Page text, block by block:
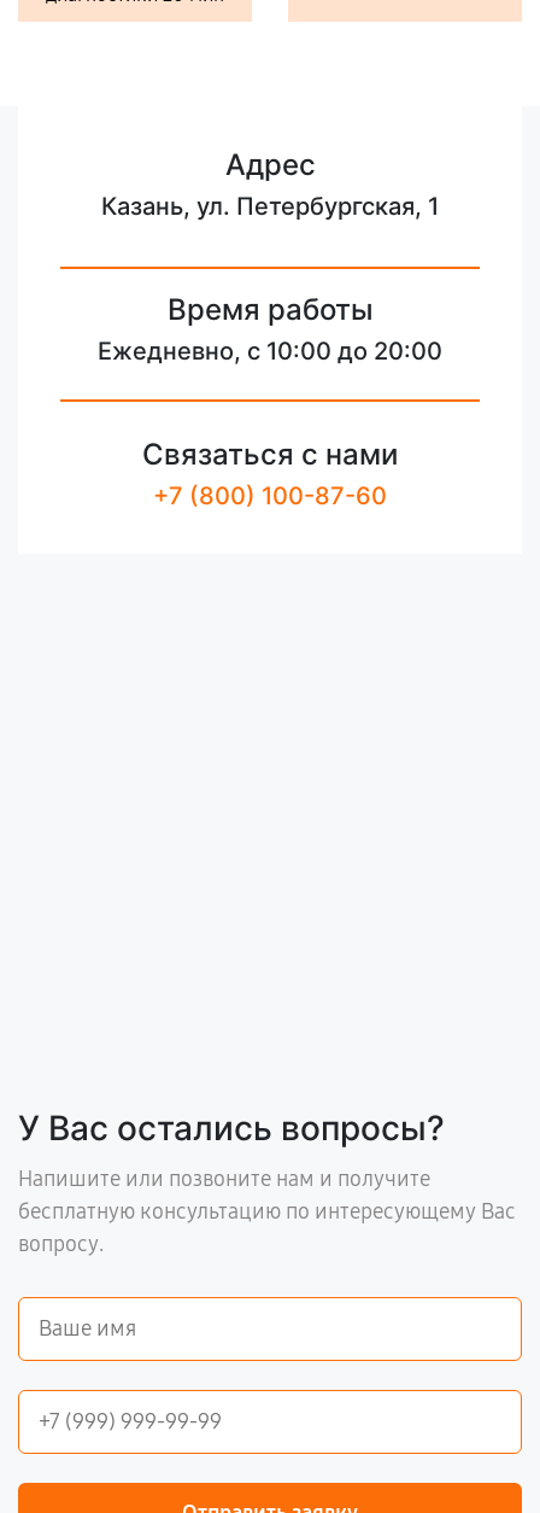
Адрес
Казань, ул. Петербургская, 1
Время работы
Ежедневно, с 10:00 до 20:00
Связаться с нами
+7 (800) 100-87-60
У Вас остались вопросы?
Напишите или позвоните нам и получите
бесплатную консультацию по интересующему Вас
вопросу.